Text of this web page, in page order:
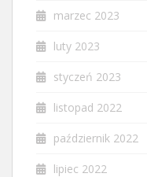
marzec 2023
luty 2023
styczeń 2023
listopad 2022
październik 2022
lipiec 2022